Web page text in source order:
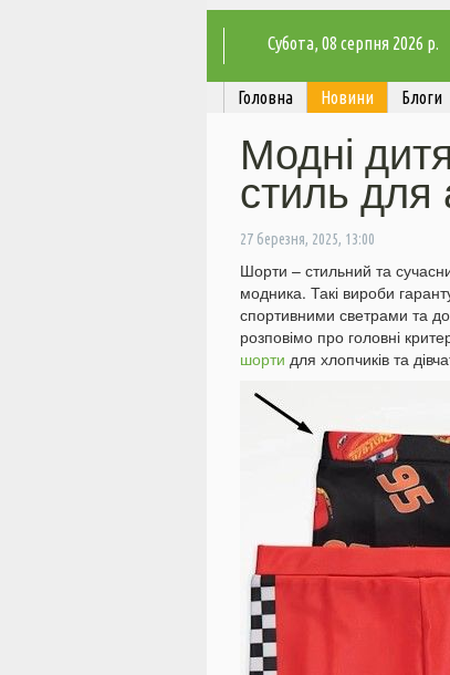
Субота, 08 серпня 2026 р.
Головна Новини Блоги
Модні
стиль для
27 березня, 2025, 13:00
Шорти – стильний та
модника. Такі вироби
спортивними светрами та
розповімо про головні
шорти для хлопчиків та